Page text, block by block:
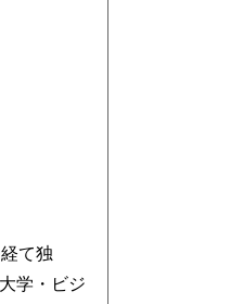
て独
学・ビジ